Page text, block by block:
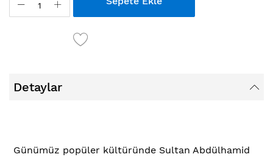
Detaylar
Günümüz popüler kültüründe Sultan Abdülhamid